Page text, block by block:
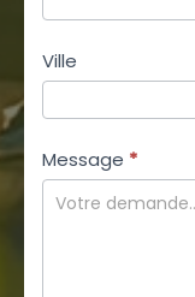
Ville
Message *